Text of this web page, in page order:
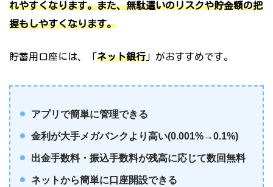
れやすくなります。また、無駄遣いのリスクや貯金額の把
握もしやすくなります。
貯蓄用口座には、「ネット銀行 」がおすすめです。
アプリで簡単に管理できる
金利が大手メガバンクより高い(0.001%→0.1%)
出金手数料・振込手数料が残高に応じて数回無料
ネットから簡単に口座開設できる